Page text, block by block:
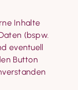
Inhalte
(bspw.
eventuell
Button